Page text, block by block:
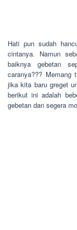
Hati pun sudah
cintanya. Namun
baiknya gebetan
caranya??? Memang
jika kita baru greget
berikut ini adalah
gebetan dan segera